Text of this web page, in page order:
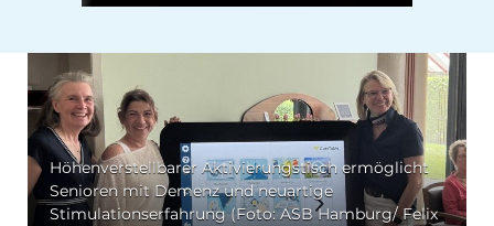
Höhenverstellbarer Aktivierungstisch ermöglicht
Senioren mit Demenz und neuartige
Stimulationserfahrung (Foto: ASB Hamburg/ Felix